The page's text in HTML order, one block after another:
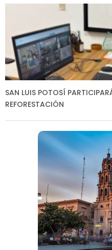
SAN LUIS POTOSÍ
REFORESTACIÓN